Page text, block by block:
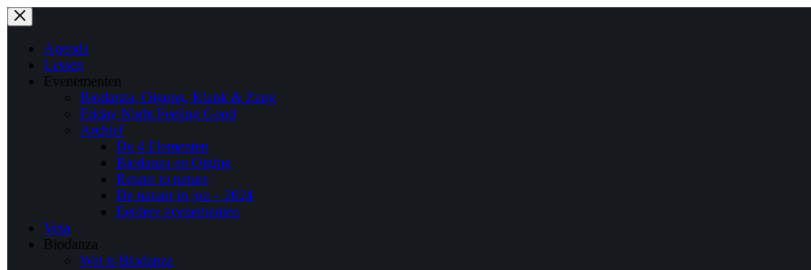
Ga
naar
inhoud
Agenda
Lessen
Evenementen
Biodanza, Qigong, Klank & Zang
Friday Night Feeling Good
Archief
De 4 Elementen
Biodanza en Oiging
Return to nature
De natuur in jou – 2024
Eerdere evenementen
Vera
Biodanza
Wat is Biodanza